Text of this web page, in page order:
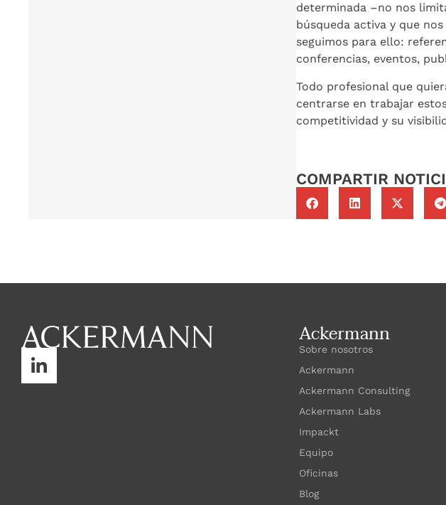
determinada –no nos
búsqueda activa y que
seguimos para ello:
conferencias, eventos,
Todo profesional que
centrarse en trabajar
competitividad y su
COMPARTIR
Ackermann
Sobre nosotros
Ackermann
Ackermann Consulting
Ackermann Labs
Impackt
Equipo
Oficinas
Blog